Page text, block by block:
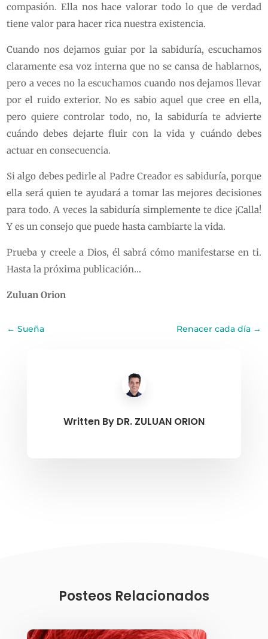
compasión. Ella nos hace valorar todo lo que de verdad
tiene valor para hacer rica nuestra existencia.
Cuando nos dejamos guiar por la sabiduría, escuchamos
claramente esa voz interna que no se cansa de hablarnos,
pero a veces no la escuchamos cuando nos dejamos llevar
por el ruido exterior. No es sabio aquel que cree en ella,
pero quiere controlar todo, no, la sabiduría te advierte
cuándo debes dejarte fluir con la vida y cuándo debes
actuar en consecuencia.
Si algo debes pedirle al Padre Creador es sabiduría, porque
ella será quien te ayudará a tomar las mejores decisiones
para todo. A veces la sabiduría simplemente te dice ¡Calla!
Y es un consejo que puede hasta cambiarte la vida.
Prueba y creele a Dios, él sabrá cómo manifestarse en ti.
Hasta la próxima publicación…
Zuluan Orion
←Sueña Renacer cada día→
Written By DR. ZULUAN ORION
Posteos Relacionados